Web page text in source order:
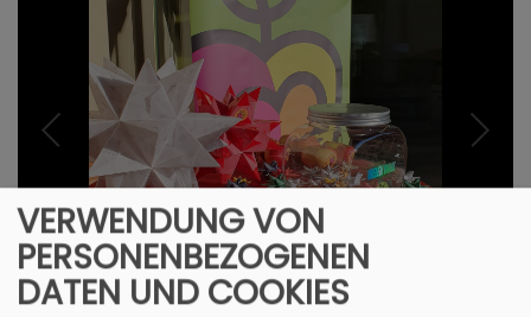
VERWENDUNG VON
PERSONENBEZOGENEN
DATEN UND COOKIES